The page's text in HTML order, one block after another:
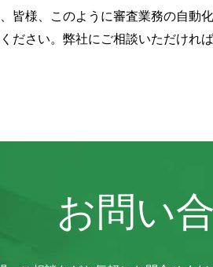
皆様、このように審査業務の自動
ださい。弊社にご相談いただけれ
お問い